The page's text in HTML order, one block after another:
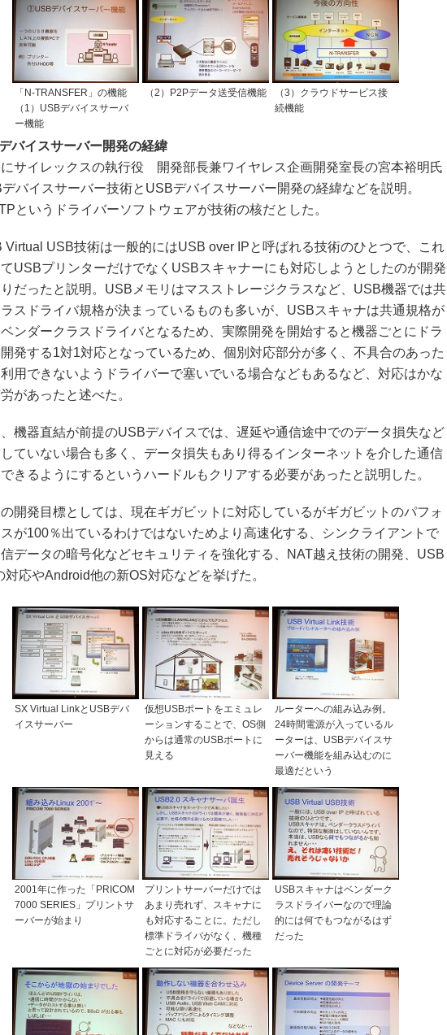
「N-TRANSFER」の機能
（1）USBデバイスサーバ
ー機能
（2）P2Pデータ送受信機能
（3）クラウドサービス接
続機能
バイスサーバー開発の経緯
サイレックスの執行役 開発部長兼ワイヤレス企画開発室長の宮本裕明氏
バイスサーバー技術とUSBデバイスサーバー開発の経緯などを説明。
というドライバーソフトウェアが技術の核だとした。
USB技術は一般的にはUSB over IPと呼ばれる技術のひとつで、これ
USBプリンターだけでなくUSBスキャナーにも対応しようとしたのが開発
だったと説明。USBメモリはマスストレージクラスなど、USB機器では共
スドライバ規格が決まっているものも多いが、USBスキャナは共通規格が
ンダークラスドライバとなるため、実際開発を開始すると機器ごとにドラ
発する1対1対応となっているため、個別対応部分が多く、不具合のあった
用できないようドライバーで塞いでいる場合などもあるなど、対応はかな
があったと述べた。
機器直結が前提のUSBデバイスでは、遅延や通信途中でのデータ損失など
ていない場合も多く、データ損失もあり得るインターネットを介した通信
きるようにするというハードルもクリアする必要があったと説明した。
開発目標としては、現在ギガビットに対応しているがギガビットのパフォ
が100％出ているわけではないためより高速化する、シンクライアントで
データの暗号化などセキュリティを強化する、NAT越え技術の開発、USB
対応やAndroid他の新OS対応などを挙げた。
SX Virtual LinkとUSBデバ
イスサーバー
仮想USBポートをエミュレ
ーションすることで、OS側
からは通常のUSBポートに
見える
ルーターへの組み込み例。
24時間電源が入っているル
ーターは、USBデバイスサ
ーバー機能を組み込むのに
最適だという
2001年に作った「PRICOM
7000 SERIES」プリントサ
ーバーが始まり
プリントサーバーだけでは
あまり売れず、スキャナに
も対応することに。ただし
標準ドライバがなく、機種
ごとに対応が必要だった
USBスキャナはベンダーク
ラスドライバーなので理論
的には何でもつながるはず
だった